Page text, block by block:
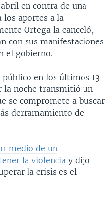
en contra de una
los aportes a la
Ortega la canceló,
con sus manifestaciones
el gobierno.
público en los últimos 13
la noche transmitió un
se compromete a buscar
derramamiento de
medio de un
la violencia y dijo
la crisis es el